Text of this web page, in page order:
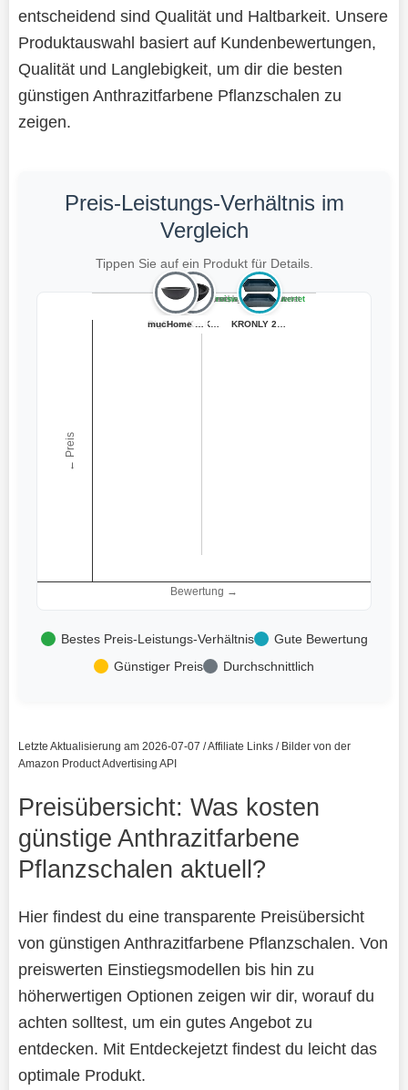
entscheidend sind Qualität und Haltbarkeit. Unsere
Produktauswahl basiert auf Kundenbewertungen,
Qualität und Langlebigkeit, um dir die besten
günstigen Anthrazitfarbene Pflanzschalen zu
zeigen.
Preis-Leistungs-Verhältnis im
Vergleich
Tippen Sie auf ein Produkt für Details.
Bewertung →
← Preis
Teuer, gut bewertet
Teuer, schlecht bewertet
Preiswert, gut bewertet
Preiswert, schlecht bewertet
Spetebo Kunstst...
Bestes Preis-Leistungs-Verhältnis
Gute Bewertung
Günstiger Preis
Durchschnittlich
Letzte Aktualisierung am 2026-07-07 / Affiliate Links / Bilder von der
Amazon Product Advertising API
Preisübersicht: Was kosten
günstige Anthrazitfarbene
Pflanzschalen aktuell?
Hier findest du eine transparente Preisübersicht
von günstigen Anthrazitfarbene Pflanzschalen. Von
preiswerten Einstiegsmodellen bis hin zu
höherwertigen Optionen zeigen wir dir, worauf du
achten solltest, um ein gutes Angebot zu
entdecken. Mit Entdeckejetzt findest du leicht das
optimale Produkt.